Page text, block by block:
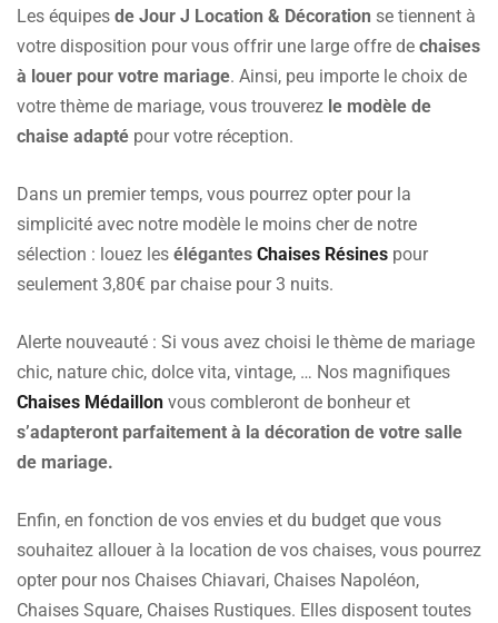
Les équipes de Jour J Location & Décoration se tiennent à
votre disposition pour vous offrir une large offre de chaises
à louer pour votre mariage. Ainsi, peu importe le choix de
votre thème de mariage, vous trouverez le modèle de
chaise adapté pour votre réception.
Dans un premier temps, vous pourrez opter pour la
simplicité avec notre modèle le moins cher de notre
sélection : louez les élégantes Chaises Résines pour
seulement 3,80€ par chaise pour 3 nuits.
Alerte nouveauté : Si vous avez choisi le thème de mariage
chic, nature chic, dolce vita, vintage, … Nos magnifiques
Chaises Médaillon vous combleront de bonheur et
s’adapteront parfaitement à la décoration de votre salle
de mariage.
Enfin, en fonction de vos envies et du budget que vous
souhaitez allouer à la location de vos chaises, vous pourrez
opter pour nos Chaises Chiavari, Chaises Napoléon,
Chaises Square, Chaises Rustiques. Elles disposent toutes